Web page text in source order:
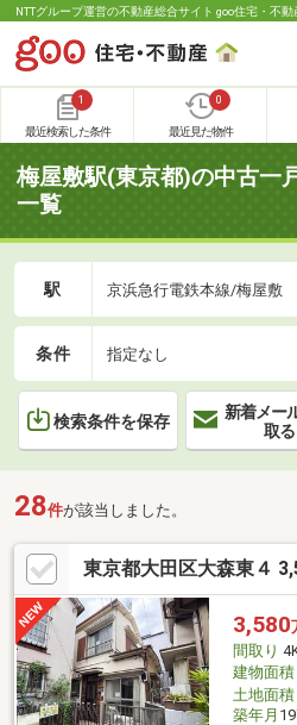
NTTグループ運営の不動産総合サイト goo住宅・不動
1
最近検索した条件
0
最近見た物件
梅屋敷駅(東京都)の中古一
一覧
駅 京浜急行電鉄本線/梅屋敷
条件 指定なし
検索条件を保存
新着メー
取る
28件が該当しました。
東京都大田区大森東４
3,580
間取り
建物面積
土地面積
築年月